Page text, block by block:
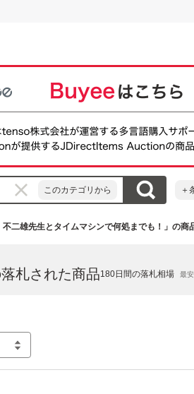
このカテゴリから ＋
不二雄先生とタイムマシンで何処までも！」の商
札された商品180日間の落札相場 最安